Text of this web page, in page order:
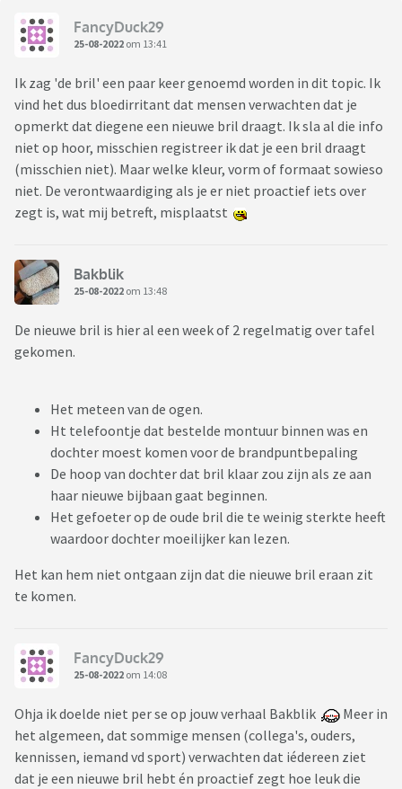
FancyDuck29
25-08-2022 om 13:41
Ik zag 'de bril' een paar keer genoemd worden in dit topic. Ik
vind het dus bloedirritant dat mensen verwachten dat je
opmerkt dat diegene een nieuwe bril draagt. Ik sla al die info
niet op hoor, misschien registreer ik dat je een bril draagt
(misschien niet). Maar welke kleur, vorm of formaat sowieso
niet. De verontwaardiging als je er niet proactief iets over
zegt is, wat mij betreft, misplaatst
Bakblik
25-08-2022 om 13:48
De nieuwe bril is hier al een week of 2 regelmatig over tafel
gekomen.
Het meteen van de ogen.
Ht telefoontje dat bestelde montuur binnen was en
dochter moest komen voor de brandpuntbepaling
De hoop van dochter dat bril klaar zou zijn als ze aan
haar nieuwe bijbaan gaat beginnen.
Het gefoeter op de oude bril die te weinig sterkte heeft
waardoor dochter moeilijker kan lezen.
Het kan hem niet ontgaan zijn dat die nieuwe bril eraan zit
te komen.
FancyDuck29
25-08-2022 om 14:08
Ohja ik doelde niet per se op jouw verhaal Bakblik
Meer in
het algemeen, dat sommige mensen (collega's, ouders,
kennissen, iemand vd sport) verwachten dat iédereen ziet
dat je een nieuwe bril hebt én proactief zegt hoe leuk die